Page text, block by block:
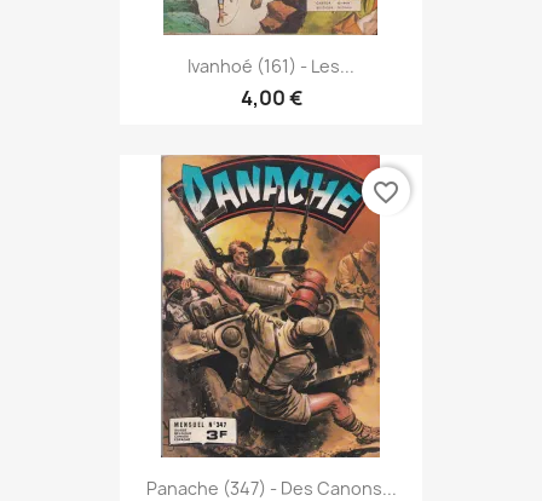
Ivanhoé (161) - Les...
4,00 €
Panache (347) - Des Canons...
favorite_border